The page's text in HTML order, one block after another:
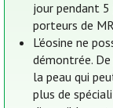
jour pendant
porteurs de
L'éosine ne
démontrée.
la peau qui
plus de